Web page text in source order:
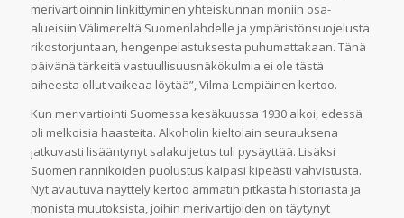
merivartioinnin linkittyminen yhteiskunnan moniin osa-
alueisiin Välimereltä Suomenlahdelle ja ympäristönsuojelusta
rikostorjuntaan, hengenpelastuksesta puhumattakaan. Tänä
päivänä tärkeitä vastuullisuusnäkökulmia ei ole tästä
aiheesta ollut vaikeaa löytää”, Vilma Lempiäinen kertoo.
Kun merivartiointi Suomessa kesäkuussa 1930 alkoi, edessä
oli melkoisia haasteita. Alkoholin kieltolain seurauksena
jatkuvasti lisääntynyt salakuljetus tuli pysäyttää. Lisäksi
Suomen rannikoiden puolustus kaipasi kipeästi vahvistusta.
Nyt avautuva näyttely kertoo ammatin pitkästä historiasta ja
monista muutoksista, joihin merivartijoiden on täytynyt